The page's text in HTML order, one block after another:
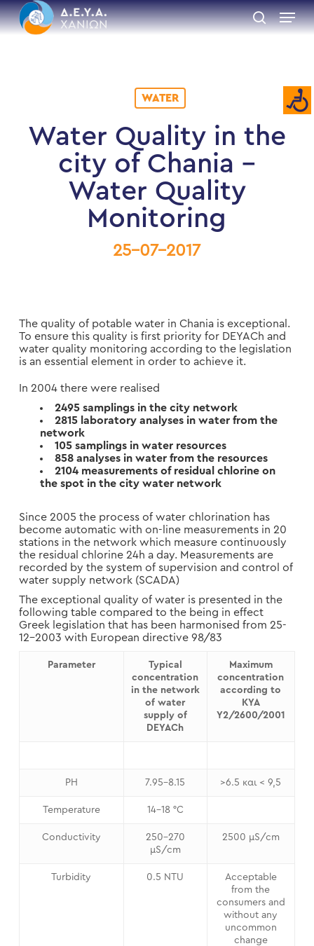
Skip
to
main
search
Menu
WATER
Water Quality in the
city of Chania –
Water Quality
Monitoring
25-07-2017
The quality of potable water in Chania is exceptional.
To ensure this quality is first priority for DEYACh and
water quality monitoring according to the legislation
is an essential element in order to achieve it.
In 2004 there were realised
2495 samplings in the city network
2815 laboratory analyses in water from the
network
105 samplings in water resources
858 analyses in water from the resources
2104 measurements of residual chlorine on
the spot in the city water network
Since 2005 the process of water chlorination has
become automatic with on-line measurements in 20
stations in the network which measure continuously
the residual chlorine 24h a day. Measurements are
recorded by the system of supervision and control of
water supply network (SCADA)
The exceptional quality of water is presented in the
following table compared to the being in effect
Greek legislation that has been harmonised from 25-
12-2003 with European directive 98/83
Parameter
Typical
concentration
in the network
of water
supply of
DEYACh
Maximum
concentration
according to
KYA
Y2/2600/2001
PH 7.95-8.15 >6.5 και < 9,5
Temperature 14-18 °C
Conductivity
250-270
μS/cm
2500 μS/cm
Turbidity 0.5 NTU
Acceptable
from the
consumers and
without any
uncommon
change